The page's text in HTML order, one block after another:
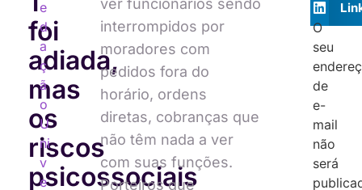
foi
adiada,
mas
os
riscos
psicossociais
e
d
a
ç
ã
o
U
ni
v
e
ver funcionários sendo
interrompidos por
moradores com
pedidos fora do
horário, ordens
diretas, cobranças que
não têm nada a ver
com suas funções.
Porteiros que
O
seu
de
e-
mail
não
será